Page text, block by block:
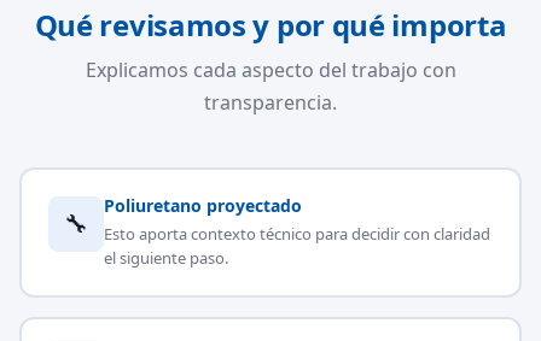
Qué revisamos y por qué importa
Explicamos cada aspecto del trabajo con
transparencia.
🔧
Poliuretano proyectado
Esto aporta contexto técnico para decidir con claridad
el siguiente paso.